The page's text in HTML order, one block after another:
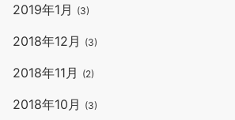
2019年1月 (3)
2018年12月 (3)
2018年11月 (2)
2018年10月 (3)